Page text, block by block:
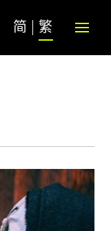
简 繁